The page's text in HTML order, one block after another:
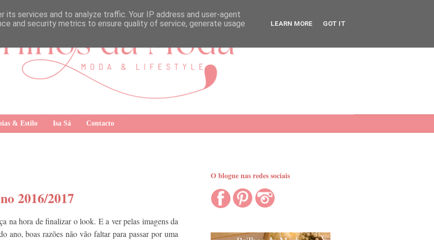
& Estilo Isa Sá Contacto
2016/2017
na hora de finalizar o look. E a ver pelas imagens da
ano, boas razões não vão faltar para passar por uma
O blogue nas redes sociais
services and to analyze traffic. Your IP address and user-agent
and security metrics to ensure quality of service, generate usage
LEARN MORE GOT IT